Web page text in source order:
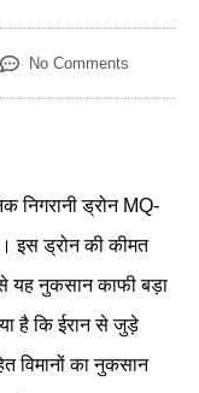
No Comments
निगरानी ड्रोन MQ-
इस ड्रोन की कीमत
यह नुकसान काफी बड़ा
है कि ईरान से जुड़े
विमानों का नुकसान